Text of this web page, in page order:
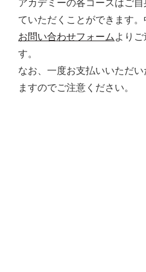
アカデミーの各コースはご
ていただくことができます
お問い合わせフォームより
す。
なお、一度お支払いいただ
ますのでご注意ください。